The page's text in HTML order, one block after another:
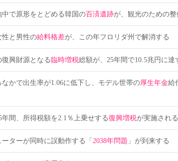
中で原形をとどめる韓国の百済遺跡が、観光のための整
性と男性の給料格差が、この年フロリダ州で解消する
興財源となる臨時増税総額が、25年間で10.5兆円に達
かで出生率が1.06に低下し、モデル世帯の厚生年金給
年間、所得税額を2.1％上乗せする復興増税が実施される
ターが同時に誤動作する「 2038年問題 」が到来する